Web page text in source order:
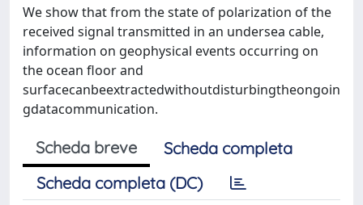
We show that from the state of polarization of the
received signal transmitted in an undersea cable,
information on geophysical events occurring on
the ocean floor and
surfacecanbeextractedwithoutdisturbingtheongoin
gdatacommunication.
Scheda breve
Scheda completa
Scheda completa (DC)